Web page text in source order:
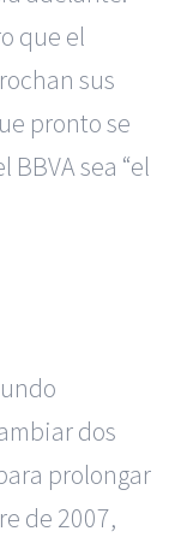
que el
sus
pronto se
sea “el
dos
prolongar
de 2007,